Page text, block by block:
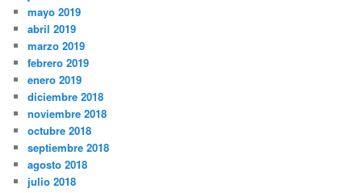
mayo 2019
abril 2019
marzo 2019
febrero 2019
enero 2019
diciembre 2018
noviembre 2018
octubre 2018
septiembre 2018
agosto 2018
julio 2018